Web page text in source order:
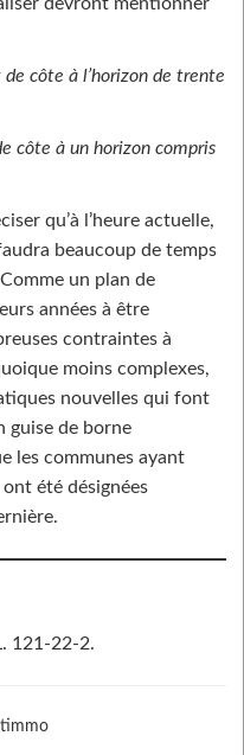
côte à l’horizon de trente
côte à un horizon compris
qu’à l’heure actuelle,
beaucoup de temps
un plan de
années à être
contraintes à
moins complexes,
nouvelles qui font
guise de borne
les communes ayant
été désignées
121-22-2.